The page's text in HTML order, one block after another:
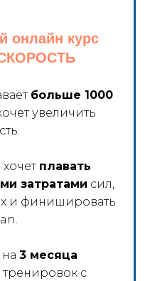
онлайн курс
больше 1000
увеличить
плавать
затратами сил,
и финишировать
3 месяца
тренировок с